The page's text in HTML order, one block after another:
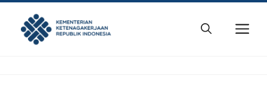
content